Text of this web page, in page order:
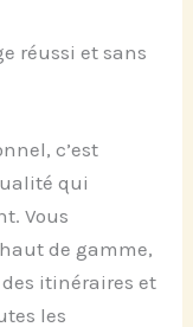
réussi et sans
c’est
qui
Vous
de gamme,
itinéraires et
les